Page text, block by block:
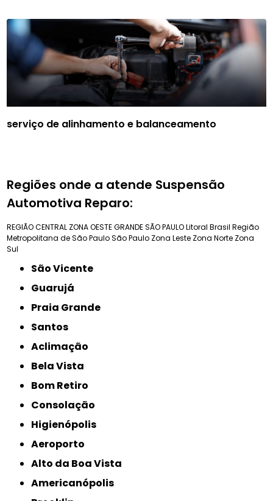
serviço de alinhamento e balanceamento
Regiões onde a atende Suspensão
Automotiva Reparo:
REGIÃO CENTRAL ZONA OESTEGRANDE SÃO PAULOLitoral Brasil Região
Metropolitana de São PauloSão Paulo Zona Leste Zona Norte Zona
Sul
São Vicente
Guarujá
Praia Grande
Santos
Aclimação
Bela Vista
Bom Retiro
Consolação
Higienópolis
Aeroporto
Alto da Boa Vista
Americanópolis